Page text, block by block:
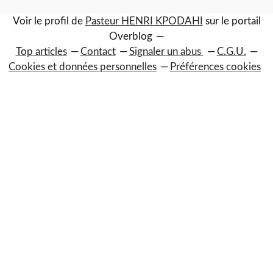
Voir le profil de Pasteur HENRI KPODAHI
sur le portail
Overblog
Top articles
Contact Signaler un abus
C.G.U.
Cookies et données personnelles
Préférences cookies